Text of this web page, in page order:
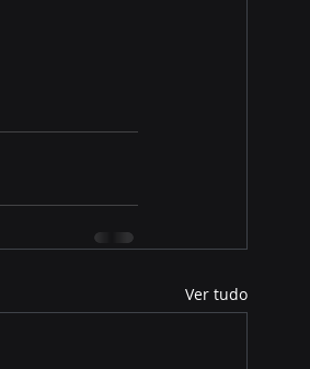
Ver tudo